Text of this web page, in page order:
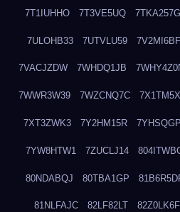
7T1IUHHO 7T3VE5UQ 7TKA257G
7ULOHB33 7UTVLU59 7V2MI6BF
7VACJZDW 7WHDQ1JB
7WWR3W39 7WZCNQ7C
7XT3ZWK3 7Y2HM15R
7YW8HTW1 7ZUCLJ14
80NDABQJ 80TBA1GP
81NLFAJC 82LF82LT 82Z0LK6F